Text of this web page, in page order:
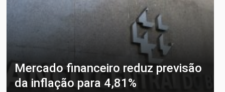
Mercado financeiro reduz previsão
da inflação para 4,81%